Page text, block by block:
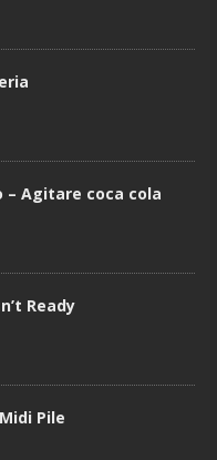
– Agitare coca cola
Ready
Pile